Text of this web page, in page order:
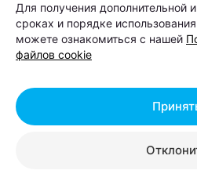
был. Район, о
столько шуток,
они давно живут
фольклор, с
промышленная
Для получения дополнительной
сроках и порядке
можете ознакомиться с нашей
файлов cookie